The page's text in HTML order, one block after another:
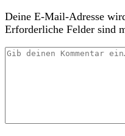
Deine E-Mail-Adresse
Erforderliche Felder sind
Dein